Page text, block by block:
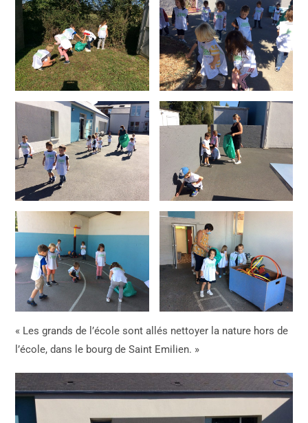
« Les grands de l’école sont allés nettoyer la nature hors de
l’école, dans le bourg de Saint Emilien. »